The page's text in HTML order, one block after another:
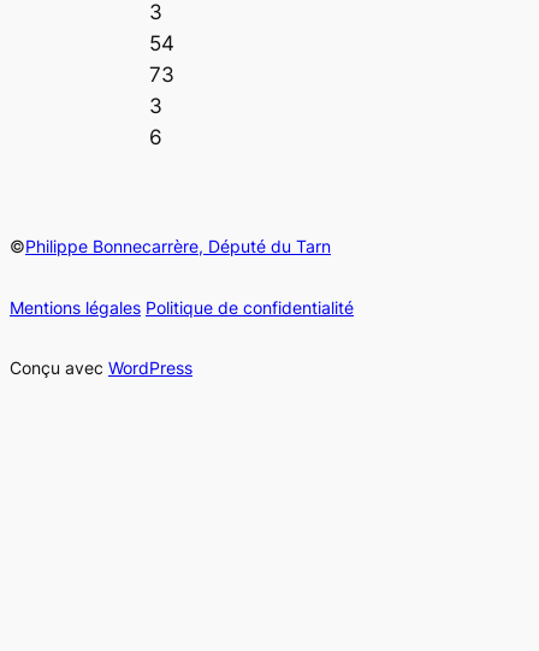
3
54
73
3
6
©Philippe Bonnecarrère, Député du Tarn
Mentions légales Politique de confidentialité
Conçu avec WordPress